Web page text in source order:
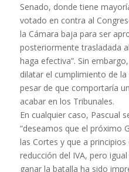
Senado, donde tiene
votado en contra al
la Cámara baja para ser
posteriormente trasladada
haga efectiva”. Sin
dilatar el cumplimiento de
pesar de que comportaría
acabar en los Tribunales.
En cualquier caso, Pascual
“deseamos que el próximo
las Cortes y que a
reducción del IVA, pero
ganar la batalla ha sido